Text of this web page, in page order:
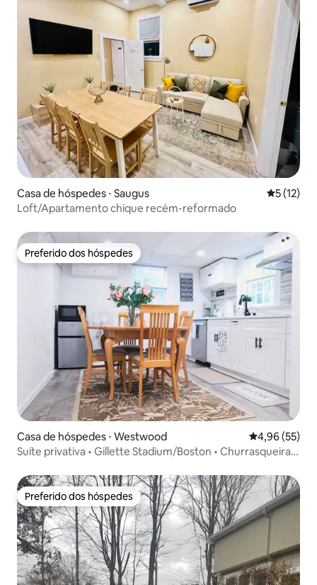
Casa de hóspedes ⋅ Saugus 5 de uma
5 (12)
Loft/Apartamento chique recém-reformado
Preferido dos hóspedes
Preferido dos hóspedes
Casa de hóspedes ⋅ Westwood 4,96 de uma
4,96 (55)
Suíte privativa • Gillette Stadium/Boston • Churrasqueira •
Preferido dos hóspedes
Preferido dos hóspedes